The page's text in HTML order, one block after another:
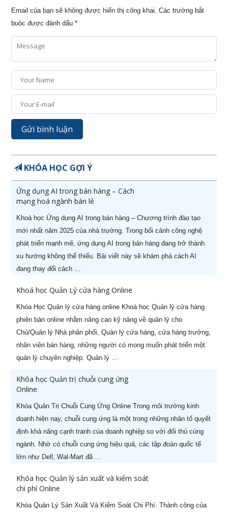
Email của bạn sẽ không được hiển thị công khai.
Các trường bắt
buộc được đánh dấu*
KHÓA HỌC GỢI Ý
Ứng dụng AI trong bán hàng – Cách
mạng hoá ngành bán lẻ
Khoá học Ứng dụng AI trong bán hàng – Chương trình đào tạo
mới nhất năm 2025 của nhà trường. Trong bối cảnh công nghệ
phát triển mạnh mẽ, ứng dụng AI trong bán hàng đang trở thành
xu hướng không thể thiếu. Bài viết này sẽ khám phá cách AI
đang thay đổi cách …
Khoá học Quản Lý cửa hàng Online
Khóa Học Quản lý cửa hàng online Khoá học Quản lý cửa hàng
phiên bản online nhằm nâng cao kỹ năng về quản lý cho
Chủ/Quản lý Nhà phân phối, Quản lý cửa hàng, cửa hàng trưởng,
nhân viên bán hàng, những người có mong muốn phát triển một
quản lý chuyên nghiệp. Quản lý …
Khóa học Quản trị chuỗi cung ứng
Online
Khóa Quản Trị Chuỗi Cung Ứng Online Trong môi trường kinh
doanh hiện nay, chuỗi cung ứng là một trong những nhân tố quyết
định khả năng cạnh tranh của doanh nghiệp so với đối thủ cùng
ngành. Nhờ có chuỗi cung ứng hiệu quả, các tập đoàn quốc tế
lớn như Dell, Wal-Mart đã …
Khóa học Quản lý sản xuất và kiểm soát
chi phí Online
Khóa Quản Lý Sản Xuất Và Kiểm Soát Chi Phí. Thành công của